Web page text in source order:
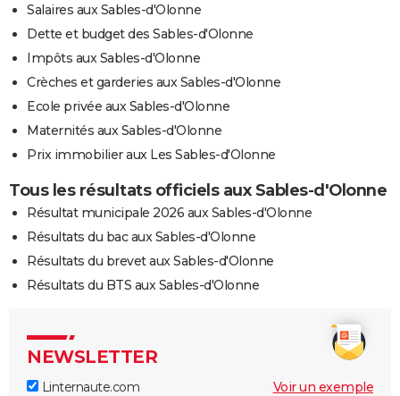
Salaires aux Sables-d'Olonne
Dette et budget des Sables-d'Olonne
Impôts aux Sables-d'Olonne
Crèches et garderies aux Sables-d'Olonne
Ecole privée aux Sables-d'Olonne
Maternités aux Sables-d'Olonne
Prix immobilier aux Les Sables-d'Olonne
Tous les résultats officiels aux Sables-d'Olonne
Résultat municipale 2026 aux Sables-d'Olonne
Résultats du bac aux Sables-d'Olonne
Résultats du brevet aux Sables-d'Olonne
Résultats du BTS aux Sables-d'Olonne
NEWSLETTER
Linternaute.com Voir un exemple